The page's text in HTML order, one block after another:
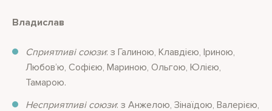
Владислав
Сприятливі союзи: з Галиною, Клавдією, Іриною,
Любов’ю, Софією, Мариною, Ольгою, Юлією,
Тамарою.
Несприятливі союзи: з Анжелою, Зінаїдою, Валерією,